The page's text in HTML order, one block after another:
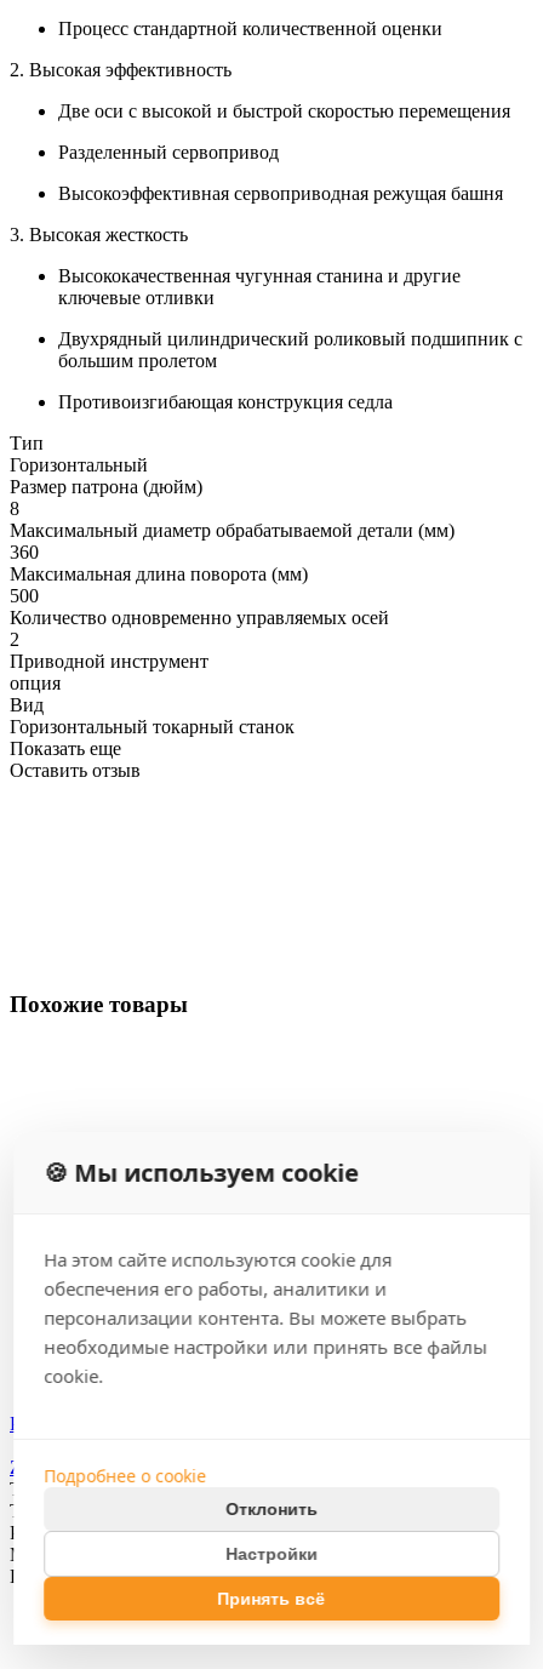
Процесс стандартной количественной оценки
2. Высокая эффективность
Две оси с высокой и быстрой скоростью перемещения
Разделенный сервопривод
Высокоэффективная сервоприводная режущая башня
3. Высокая жесткость
Высококачественная чугунная станина и другие
ключевые отливки
Двухрядный цилиндрический роликовый подшипник с
большим пролетом
Противоизгибающая конструкция седла
Тип
Горизонтальный
Размер патрона (дюйм)
8
Максимальный диаметр обрабатываемой детали (мм)
360
Максимальная длина поворота (мм)
500
Количество одновременно управляемых осей
2
Приводной инструмент
опция
Вид
Горизонтальный токарный станок
Показать еще
Оставить отзыв
Похожие товары
Рекомедуемое
ZF 2500T
ТКП для скачивания
Тип
Размер патрона (дюйм)10
Максимальная длина поворота (мм)650
По запросу
🍪 Мы используем cookie
На этом сайте используются cookie для
обеспечения его работы, аналитики и
персонализации контента. Вы можете выбрать
необходимые настройки или принять все файлы
cookie.
Подробнее о cookie
Отклонить
Настройки
Принять всё